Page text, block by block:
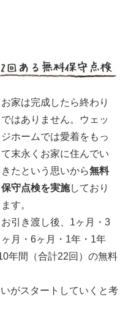
お家は完成したら終わり
ではありません。ウェッ
ジホームでは愛着をもっ
て末永くお家に住んでい
きたという思いから無料
保守点検を実施しており
ます。
お引き渡し後、1ヶ月・3
ヶ月・6ヶ月・1年・1年
年間（合計22回）の無料
がスタートしていくと考